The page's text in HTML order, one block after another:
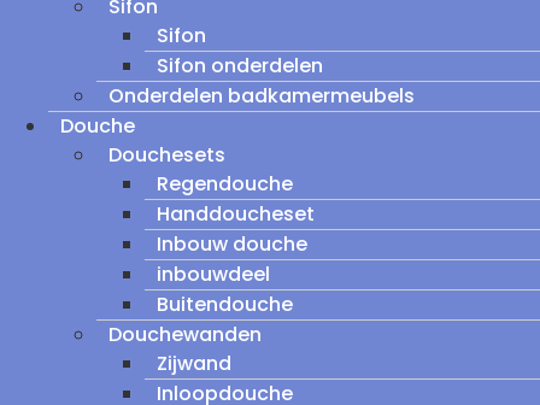
Sifon
Sifon
Sifon onderdelen
Onderdelen badkamermeubels
Douche
Douchesets
Regendouche
Handdoucheset
Inbouw douche
inbouwdeel
Buitendouche
Douchewanden
Zijwand
Inloopdouche